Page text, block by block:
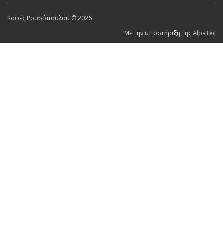
Καφές Ρουσόπουλου © 2026
Με την υποστήριξη τηςAlpaTec